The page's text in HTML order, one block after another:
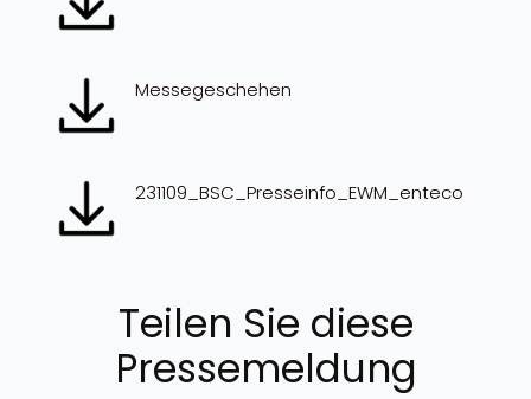
Messegeschehen
231109_BSC_Presseinfo_EWM_enteco
Teilen Sie diese
Pressemeldung